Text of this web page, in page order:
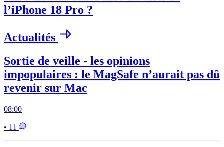
l’iPhone 18 Pro ?
Actualités
Sortie de veille - les opinions
impopulaires : le MagSafe n’aurait pas dû
revenir sur Mac
08:00
• 11